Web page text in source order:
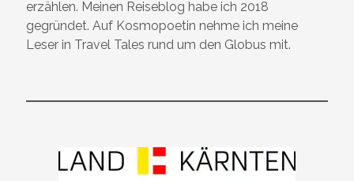
erzählen. Meinen Reiseblog habe ich 2018
gegründet. Auf Kosmopoetin nehme ich meine
Leser in Travel Tales rund um den Globus mit.